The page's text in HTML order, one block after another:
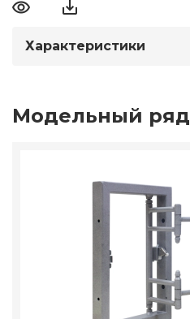
Характеристики
Модельный ряд